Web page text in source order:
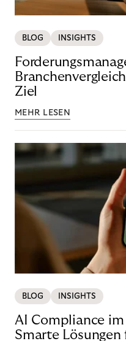
BLOG INSIGHTS
Ziel
MEHR LESEN
BLOG INSIGHTS
AI Compliance
Smarte